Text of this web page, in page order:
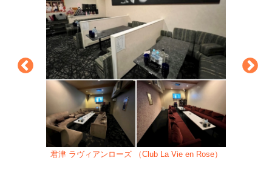
君津 ラヴィアンローズ （Club La Vie en Rose）